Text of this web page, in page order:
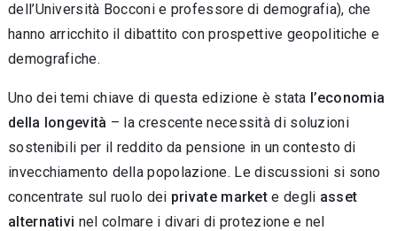
dell’Università Bocconi e professore di demografia), che
hanno arricchito il dibattito con prospettive geopolitiche e
demografiche.
Uno dei temi chiave di questa edizione è stata l’economia
della longevità – la crescente necessità di soluzioni
sostenibili per il reddito da pensione in un contesto di
invecchiamento della popolazione. Le discussioni si sono
concentrate sul ruolo dei private market e degli asset
alternativi nel colmare i divari di protezione e nel